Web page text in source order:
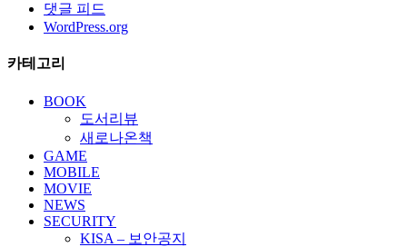
댓글 피드
WordPress.org
카테고리
BOOK
도서리뷰
새로나온책
GAME
MOBILE
MOVIE
NEWS
SECURITY
KISA – 보안공지